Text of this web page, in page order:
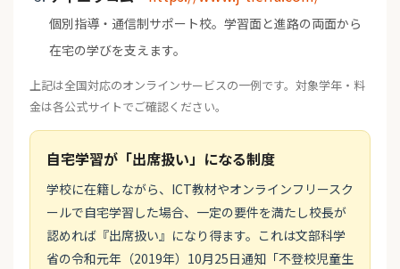
個別指導・通信制サポート校。学習面と進路の両面から
在宅の学びを支えます。
上記は全国対応のオンラインサービスの一例です。対象学年・料
金は各公式サイトでご確認ください。
自宅学習が「出席扱い」になる制度
学校に在籍しながら、ICT教材やオンラインフリースク
ールで自宅学習した場合、一定の要件を満たし校長が
認めれば『出席扱い』になり得ます。これは文部科学
省の令和元年（2019年）10月25日通知「不登校児童生